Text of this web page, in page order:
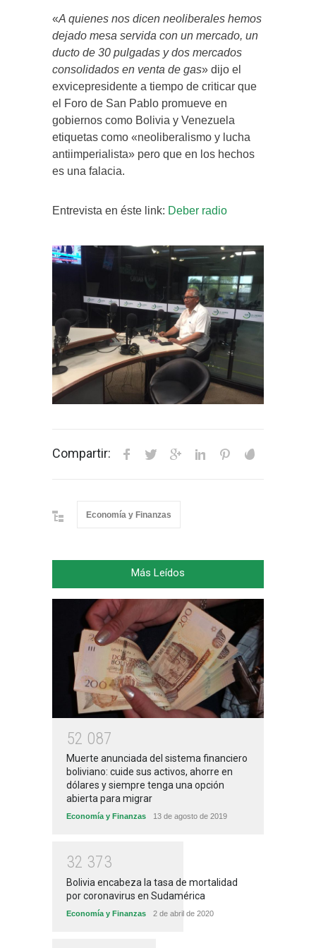
«A quienes nos dicen neoliberales hemos
dejado mesa servida con un mercado, un
ducto de 30 pulgadas y dos mercados
consolidados en venta de gas» dijo el
exvicepresidente a tiempo de criticar que
el Foro de San Pablo promueve en
gobiernos como Bolivia y Venezuela
etiquetas como «neoliberalismo y lucha
antiimperialista» pero que en los hechos
es una falacia.
Entrevista en éste link: Deber radio
Compartir:
Economía y Finanzas
Más Leídos
52 087
Muerte anunciada del sistema financiero
boliviano: cuide sus activos, ahorre en
dólares y siempre tenga una opción
abierta para migrar
Economía y Finanzas 13 de agosto de 2019
32 373
Bolivia encabeza la tasa de mortalidad
por coronavirus en Sudamérica
Economía y Finanzas 2 de abril de 2020